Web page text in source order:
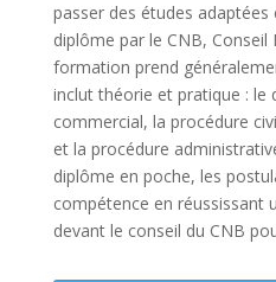
passer des études
diplôme par le CNB,
formation prend
inclut théorie et pratique : le
commercial, la procédure
et la procédure
diplôme en poche, les
compétence en réussissant
devant le conseil du CNB